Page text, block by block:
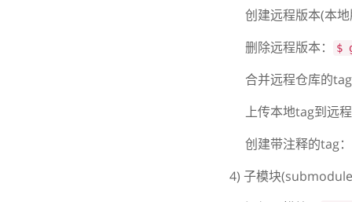
创建远程版本(本
删除远程版本：
$
合并远程仓库的
上传本地tag到远
创建带注释的tag：
4) 子模块